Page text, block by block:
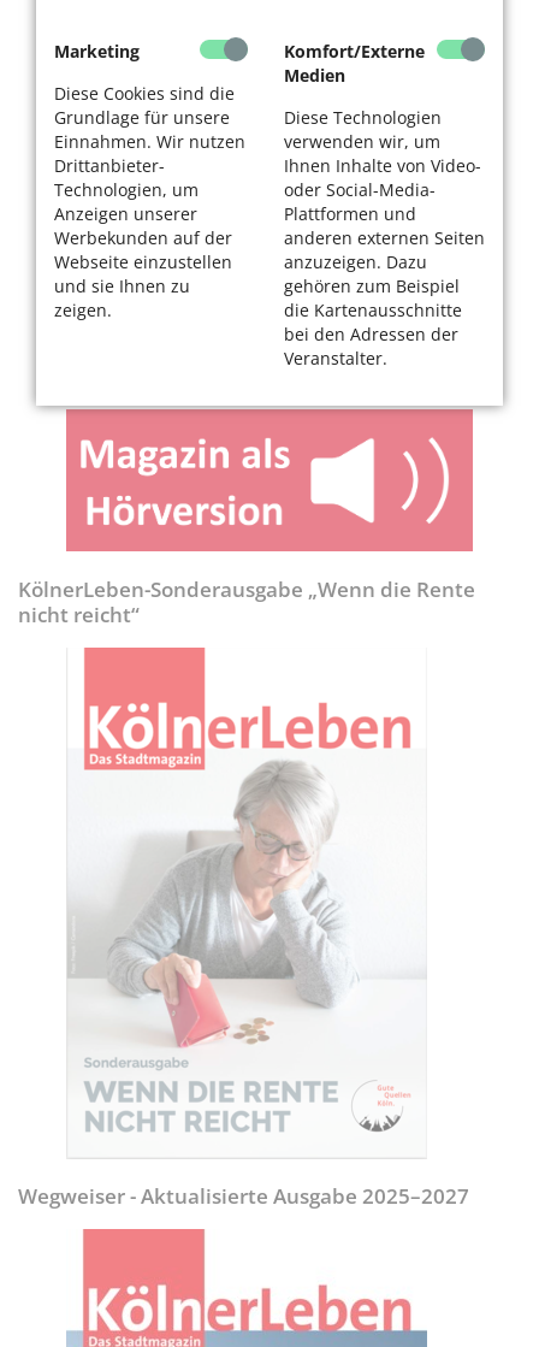
Marketing
Diese Cookies sind die
Grundlage für unsere
Einnahmen. Wir nutzen
Drittanbieter-
Technologien, um
Anzeigen unserer
Werbekunden auf der
Webseite einzustellen
und sie Ihnen zu
zeigen.
Komfort/Externe
Medien
Diese Technologien
verwenden wir, um
Ihnen Inhalte von Video-
oder Social-Media-
Plattformen und
anderen externen Seiten
anzuzeigen. Dazu
gehören zum Beispiel
die Kartenausschnitte
bei den Adressen der
Veranstalter.
KölnerLeben-Sonderausgabe „Wenn die Rente
nicht reicht“
Wegweiser - Aktualisierte Ausgabe 2025–2027